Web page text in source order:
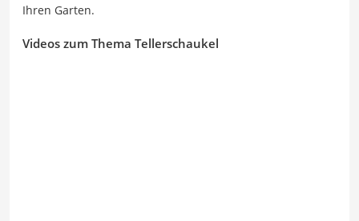
Ihren Garten.
Videos zum Thema Tellerschaukel